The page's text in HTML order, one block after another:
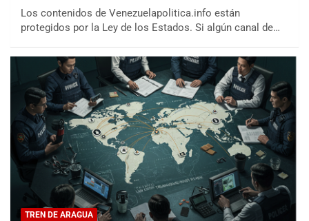
Los contenidos de Venezuelapolitica.info están
protegidos por la Ley de los Estados. Si algún canal de…
TREN DE ARAGUA